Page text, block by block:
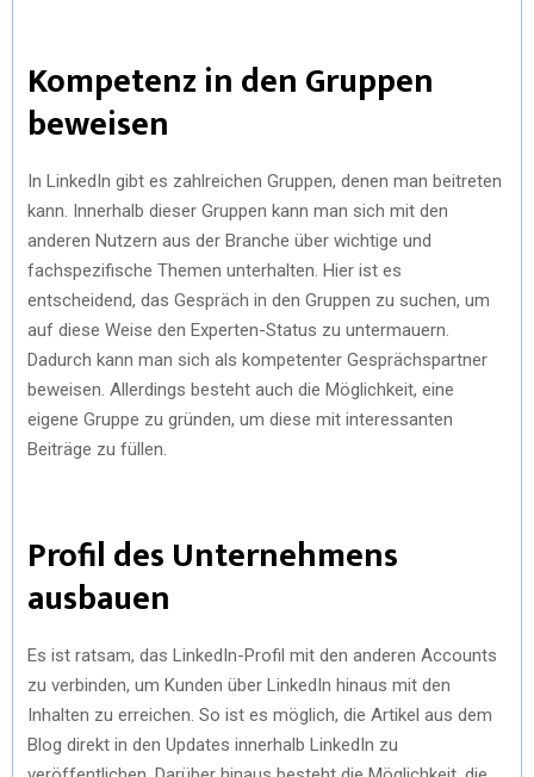
Kompetenz in den Gruppen
beweisen
In LinkedIn gibt es zahlreichen Gruppen, denen man beitreten
kann. Innerhalb dieser Gruppen kann man sich mit den
anderen Nutzern aus der Branche über wichtige und
fachspezifische Themen unterhalten. Hier ist es
entscheidend, das Gespräch in den Gruppen zu suchen, um
auf diese Weise den Experten-Status zu untermauern.
Dadurch kann man sich als kompetenter Gesprächspartner
beweisen. Allerdings besteht auch die Möglichkeit, eine
eigene Gruppe zu gründen, um diese mit interessanten
Beiträge zu füllen.
Profil des Unternehmens
ausbauen
Es ist ratsam, das LinkedIn-Profil mit den anderen Accounts
zu verbinden, um Kunden über LinkedIn hinaus mit den
Inhalten zu erreichen. So ist es möglich, die Artikel aus dem
Blog direkt in den Updates innerhalb LinkedIn zu